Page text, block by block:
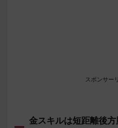
スポンサー
金スキルは短距離後